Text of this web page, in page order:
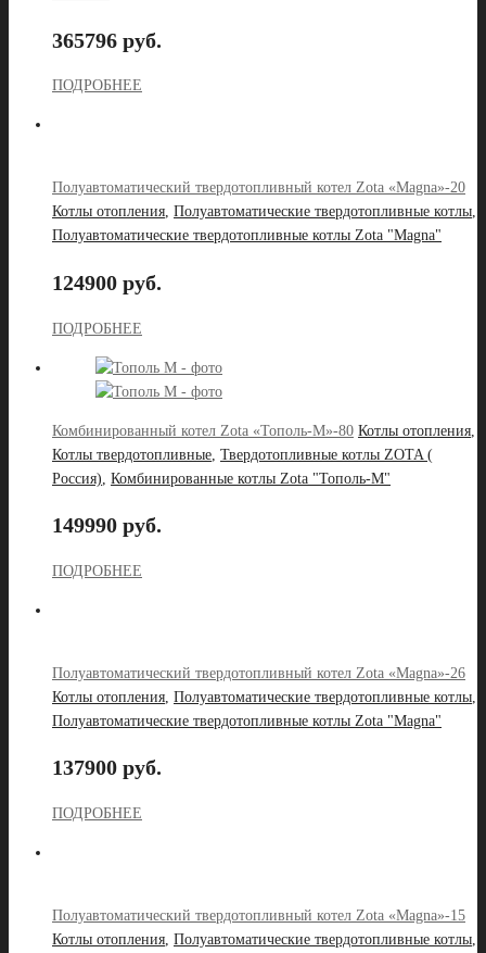
365796 руб.
ПОДРОБНЕЕ
Полуавтоматический твердотопливный котел Zota «Magna»-20
Котлы отопления, Полуавтоматические твердотопливные котлы,
Полуавтоматические твердотопливные котлы Zota "Magna"
124900 руб.
ПОДРОБНЕЕ
Комбинированный котел Zota «Тополь-М»-80 Котлы отопления
Котлы твердотопливные Твердотопливные котлы ZOTA (
Россия) Комбинированные котлы Zota "Тополь-М"
149990 руб.
ПОДРОБНЕЕ
Полуавтоматический твердотопливный котел Zota «Magna»-26
Котлы отопления Полуавтоматические твердотопливные котлы
Полуавтоматические твердотопливные котлы Zota "Magna"
137900 руб.
ПОДРОБНЕЕ
Полуавтоматический твердотопливный котел Zota «Magna»-15
Котлы отопления, Полуавтоматические твердотопливные котлы,